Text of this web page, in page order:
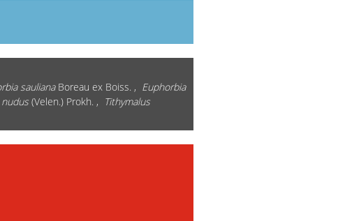
saulianaBoreau ex Boiss. , Euphorbia
(Velen.) Prokh. , Tithymalus